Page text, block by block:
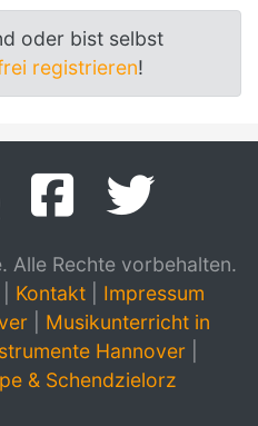
oder bist selbst
registrieren!
Rechte vorbehalten.
Kontakt
Impressum
Musikunterricht in
Hannover
& Schendzielorz